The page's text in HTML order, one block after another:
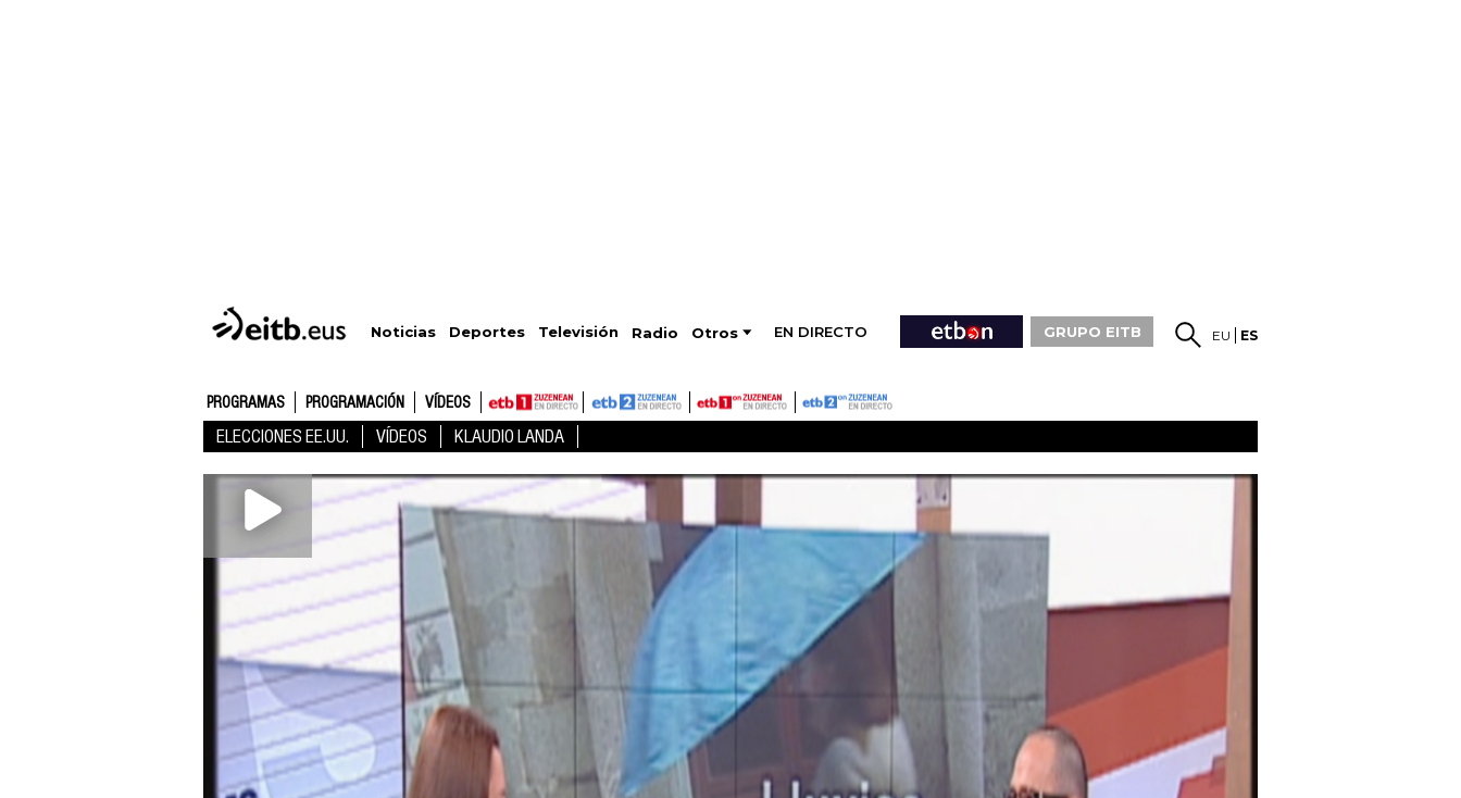
Noticias Deportes Televisión Radio Otros EN DIRECTO GRUPO EITB EU ES
PROGRAMAS PROGRAMACIÓN VÍDEOS
ELECCIONES EE.UU. VÍDEOS KLAUDIO LANDA